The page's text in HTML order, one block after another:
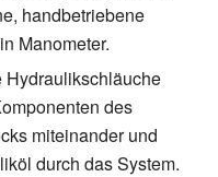
handbetriebene
Manometer.
Hydraulikschläuche
des
miteinander und
durch das System.